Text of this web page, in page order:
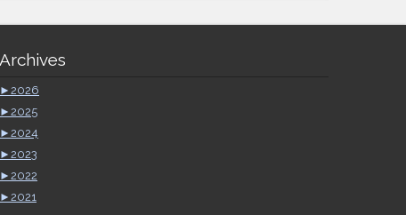
Archives
► 2026
► 2025
► 2024
► 2023
► 2022
► 2021